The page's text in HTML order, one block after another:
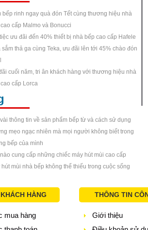
bếp rinh ngay quà đón Tết cùng thương hiệu nhà
cao cấp Malmo và Bonucci
ưu đãi đến 40% thiết bị nhà bếp cao cấp Hafele
sắm thả ga cùng Teka, ưu đãi lên tới 45% chào đón
cuối năm, tri ân khách hàng với thương hiệu nhà
cao cấp Lorca
vài thông tin về sản phẩm bếp từ và cách sử dụng
mẹo ngạc nhiên mà mọi người không biết trong
bếp của mình
cung cấp những chiếc máy hút mùi cao cấp
hút mùi nhà bếp không thể thiếu trong cuộc sống
HÀNG
mua hàng
THÔNG TIN
Giới thiệu